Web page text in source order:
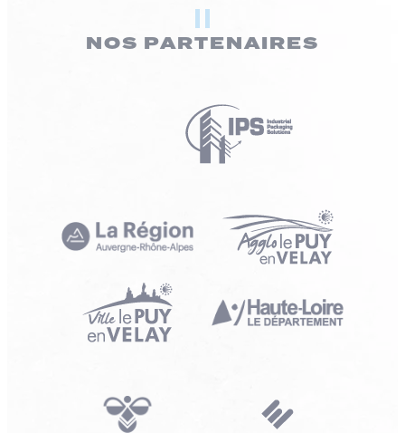
NOS PARTENAIRES